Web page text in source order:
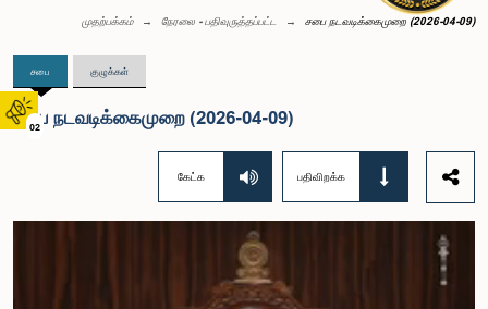
02
முதற்பக்கம் நேரலை - பதிவுருத்தப்பட்ட சபை நடவடிக்கைமுறை (2026-04-09)
சபை குழுக்கள்
சபை நடவடிக்கைமுறை (2026-04-09)
கேட்க பதிவிறக்க